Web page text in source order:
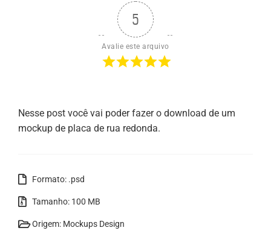
5
Avalie este arquivo
Nesse post você vai poder fazer o download de um
mockup de placa de rua redonda.
Formato: .psd
Tamanho: 100 MB
Origem: Mockups Design